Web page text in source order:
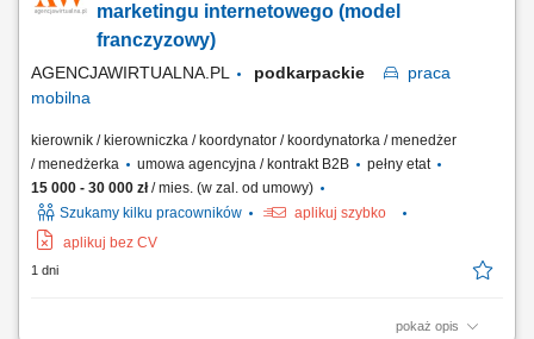
marketingu internetowego (model
franczyzowy)
AGENCJAWIRTUALNA.PL podkarpackie
praca
mobilna
kierownik / kierowniczka / koordynator / koordynatorka / menedżer
/ menedżerka
umowa agencyjna / kontrakt B2B
pełny etat
15 000 - 30 000 zł/ mies. (w zal. od umowy)
Szukamy kilku pracowników
aplikuj szybko
aplikuj bez CV
1 dni
pokaż opis